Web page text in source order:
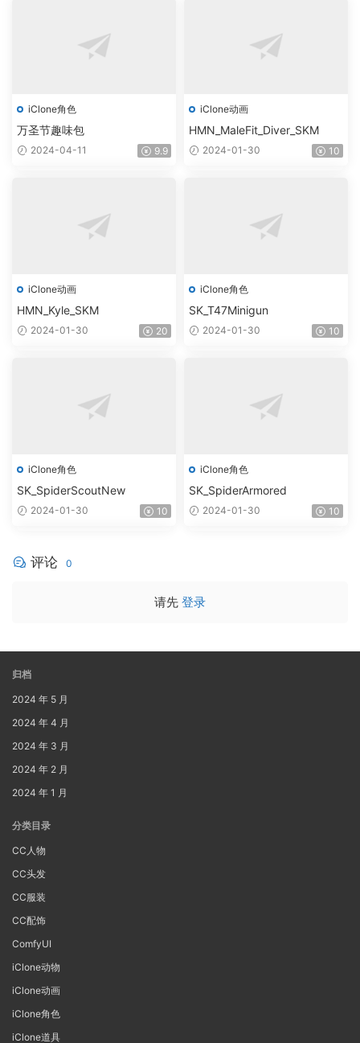
iClone角色
万圣节趣味包
2024-04-11 9.9
iClone动画
HMN_MaleFit_Diver_SKM
2024-01-30 10
iClone动画
HMN_Kyle_SKM
2024-01-30 20
iClone角色
SK_T47Minigun
2024-01-30 10
iClone角色
SK_SpiderScoutNew
2024-01-30 10
iClone角色
SK_SpiderArmored
2024-01-30 10
评论 0
请先 登录
归档
2024 年 5 月
2024 年 4 月
2024 年 3 月
2024 年 2 月
2024 年 1 月
分类目录
CC人物
CC头发
CC服装
CC配饰
ComfyUI
iClone动物
iClone动画
iClone角色
iClone道具